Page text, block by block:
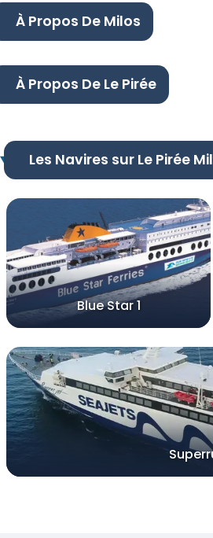
À Propos De Milos
À Propos De Le Pirée
Les Navires sur Le Pirée
Blue Star 1